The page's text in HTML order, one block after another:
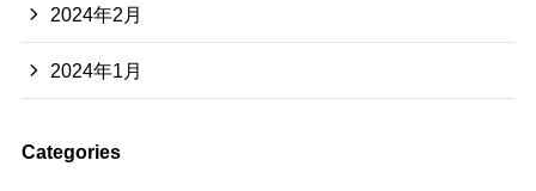
2024年2月
2024年1月
Categories